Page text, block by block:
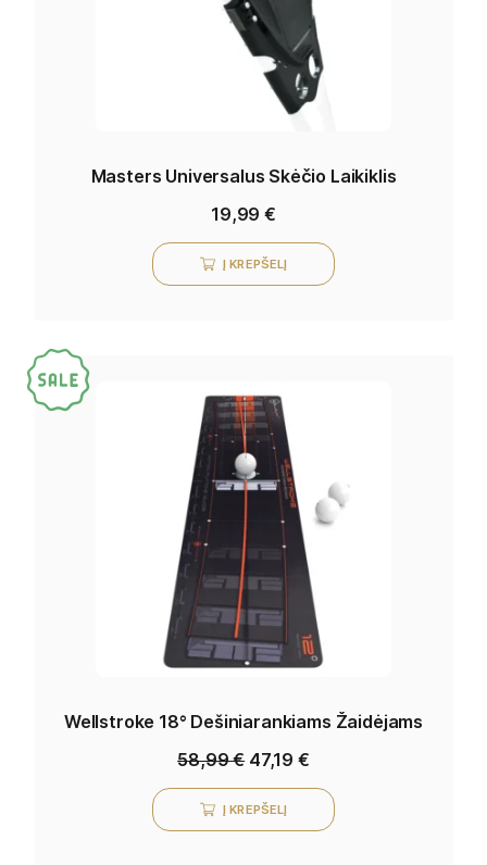
Masters Universalus Skėčio Laikiklis
19,99€
Į KREPŠELĮ
Wellstroke 18° Dešiniarankiams Žaidėjams
58,99€ 47,19 €
Į KREPŠELĮ